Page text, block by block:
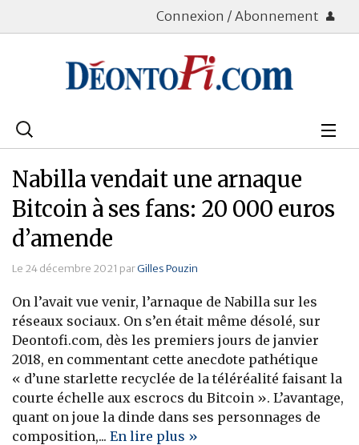
Connexion / Abonnement
Rechercher
Bourse
Placements
Assurance Vie
Patrimoine
Immobilier
Banque
Nabilla vendait une arnaque
Bitcoin à ses fans: 20 000 euros
d’amende
Le 24 décembre 2021 parGilles Pouzin
On l’avait vue venir, l’arnaque de Nabilla sur les
réseaux sociaux. On s’en était même désolé, sur
Deontofi.com, dès les premiers jours de janvier
2018, en commentant cette anecdote pathétique
« d’une starlette recyclée de la téléréalité faisant la
courte échelle aux escrocs du Bitcoin ». L’avantage,
quant on joue la dinde dans ses personnages de
composition,... En lire plus »